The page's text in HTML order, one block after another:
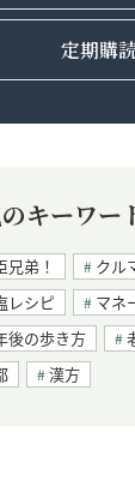
定期購
キーワー
兄弟！
クル
レシピ
マネ
後の歩き方
漢方